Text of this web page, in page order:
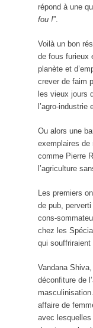
répond à une
fou !”.
Voilà un bon
de fous furieux
planète et
crever de faim
les vieux jours
l’agro-industrie
Ou alors une
exemplaires de
comme Pierre
l’agriculture
Les premiers
de pub,
cons-
chez les
qui souffriraient
Vandana
déconfiture de
affaire de
avec